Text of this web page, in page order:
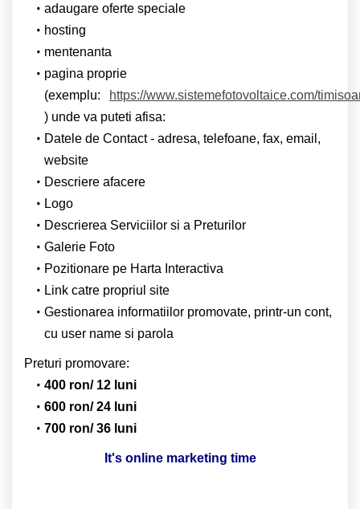
adaugare oferte speciale
hosting
mentenanta
pagina proprie
(exemplu:
https://www.sistemefotovoltaice.com/
) unde va puteti afisa:
Datele de Contact - adresa, telefoane, fax, email,
website
Descriere afacere
Logo
Descrierea Serviciilor si a Preturilor
Galerie Foto
Pozitionare pe Harta Interactiva
Link catre propriul site
Gestionarea informatiilor promovate, printr-un cont,
cu user name si parola
Preturi promovare:
400 ron/ 12 luni
600 ron/ 24 luni
700 ron/ 36 luni
It's online marketing time